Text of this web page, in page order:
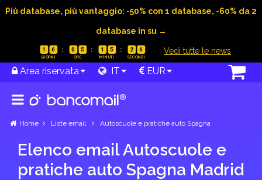
Più database, più vantaggio: -50% con 1 database, -60% da 2
database in su →
1 6 0 5 1 5 2 5 Vedi tutte le news
Area riservata IT EUR
Home Liste email Autoscuole e pratiche auto Spagna
Elenco email Autoscuole e
pratiche auto Spagna Madrid